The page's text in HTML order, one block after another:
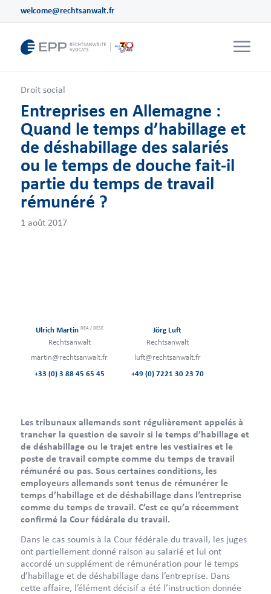
welcome@rechtsanwalt.fr
Droit social
Entreprises en Allemagne :
Quand le temps d’habillage et
de déshabillage des salariés
ou le temps de douche fait-il
partie du temps de travail
rémunéré ?
Ulrich Martin DEA / DESE
Rechtsanwalt
martin@rechtsanwalt.fr
+33 (0) 3 88 45 65 45
Jörg Luft
Rechtsanwalt
luft@rechtsanwalt.fr
+49 (0) 7221 30 23 70
Les tribunaux allemands sont régulièrement appelés à
trancher la question de savoir si le temps d’habillage et
de déshabillage ou le trajet entre les vestiaires et le
poste de travail compte comme du temps de travail
rémunéré ou pas. Sous certaines conditions, les
employeurs allemands sont tenus de rémunérer le
temps d’habillage et de déshabillage dans l’entreprise
comme du temps de travail. C’est ce qu’a récemment
confirmé la Cour fédérale du travail.
Dans le cas soumis à la Cour fédérale du travail, les juges
ont partiellement donné raison au salarié et lui ont
accordé un supplément de rémunération pour le temps
d’habillage et de déshabillage dans l’entreprise. Dans
cette affaire, l’élément décisif a été l’instruction donnée
1 août 2017